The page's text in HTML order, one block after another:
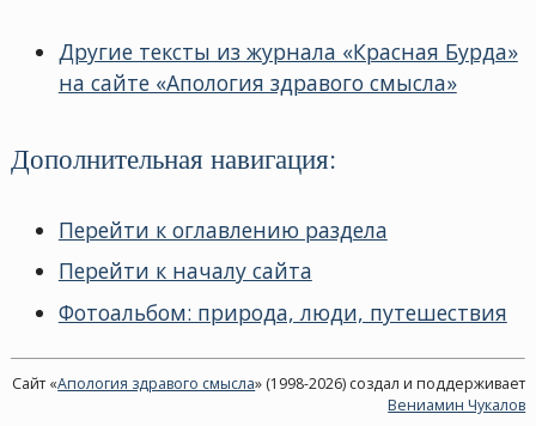
Другие тексты из журнала «Красная Бурда»
на сайте «Апология здравого смысла»
Дополнительная навигация:
Перейти к оглавлению раздела
Перейти к началу сайта
Фотоальбом: природа, люди, путешествия
Сайт «Апология здравого смысла» (1998-2026) создал и поддерживает
Вениамин Чукалов